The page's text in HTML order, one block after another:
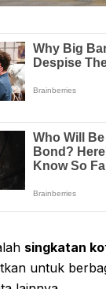
singkatan
untuk